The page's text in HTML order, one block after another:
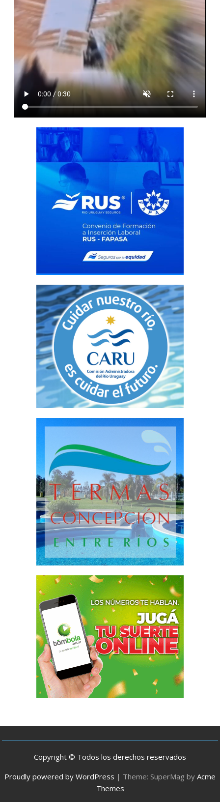
Copyright © Todos los derechos reservados
Proudly powered by WordPress | Theme: SuperMag by Acme
Themes